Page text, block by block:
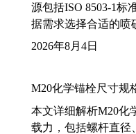
源包括ISO 8503-1标
据需求选择合适的喷
2026年8月4日
M20化学锚栓尺寸规
本文详细解析M20化
载力，包括螺杆直径